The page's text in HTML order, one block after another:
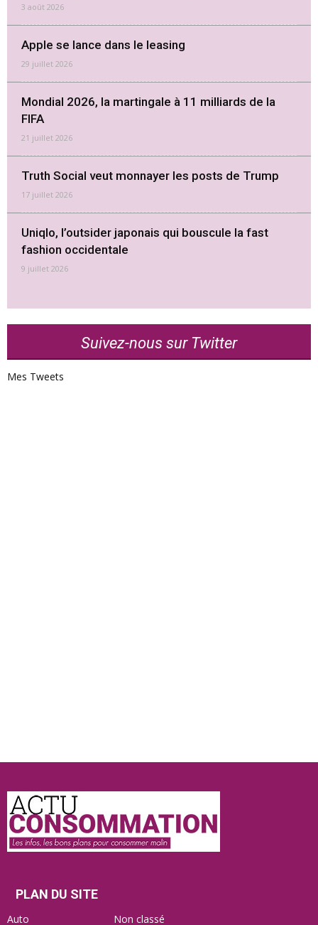
3 août 2026
Apple se lance dans le leasing
29 juillet 2026
Mondial 2026, la martingale à 11 milliards de la
FIFA
21 juillet 2026
Truth Social veut monnayer les posts de Trump
17 juillet 2026
Uniqlo, l’outsider japonais qui bouscule la fast
fashion occidentale
9 juillet 2026
Suivez-nous sur Twitter
Mes Tweets
PLAN DU SITE
Auto Non classé